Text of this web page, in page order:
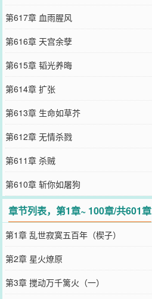
第617章 血雨腥风
第616章 天宫余孽
第615章 韬光养晦
第614章 扩张
第613章 生命如草芥
第612章 无情杀戮
第611章 杀贼
第610章 斩你如屠狗
章节列表，第1章~ 100章/共601章
第1章 乱世寂寞五百年（楔子）
第2章 星火燎原
第3章 搅动万千篱火（一）